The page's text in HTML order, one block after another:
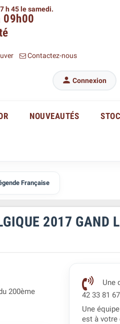
h 45 le samedi.
09h00
Contactez-nous
 Connexion
NOUVEAUTÉS
Française
2017 GAND
200ème
Une
42 33 81 67
Une
est à votre